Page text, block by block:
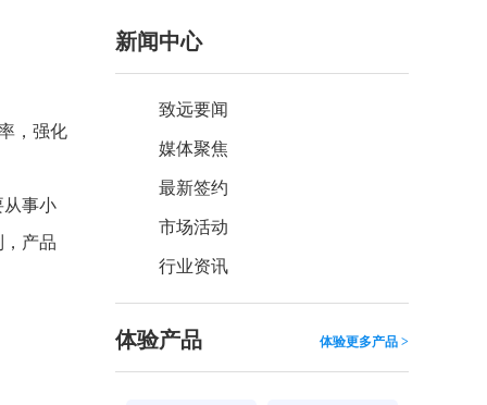
Agent驱动，千人千面，高效办公
让数字资产为企业运营管理决策提供
构建一体化协同运营管理平台
智能风控合规
穿透式智能合同
新闻中心
致远要闻
媒体聚焦
最新签约
市场活动
行业资讯
体验产品 体验更多产品 >
，强化
从事小
产品